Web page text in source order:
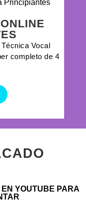
Vocal
completo de 4
YOUTUBE PARA